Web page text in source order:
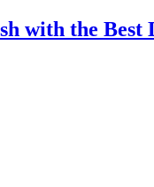
with the Best